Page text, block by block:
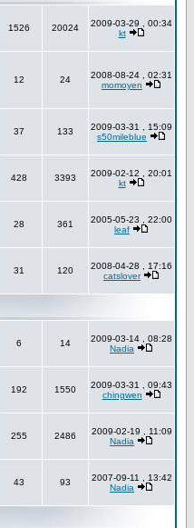
1526 20024
2009-03-29 , 00:34
kt
12 24
2008-08-24 , 02:31
momoyen
37 133
2009-03-31 , 15:09
s50mileblue
428 3393
2009-02-12 , 20:01
kt
28 361
2005-05-23 , 22:00
leaf
31 120
2008-04-28 , 17:16
catslover
6 14
2009-03-14 , 08:28
Nadia
192 1550
2009-03-31 , 09:43
chingwen
255 2486
2009-02-19 , 11:09
Nadia
43 93
2007-09-11 , 13:42
Nadia